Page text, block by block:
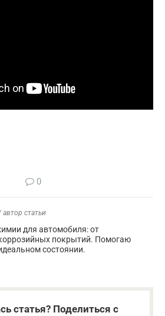
0
автор статьи
для автомобиля: от
покрытий. Помогаю
состоянии.
статья? Поделиться с